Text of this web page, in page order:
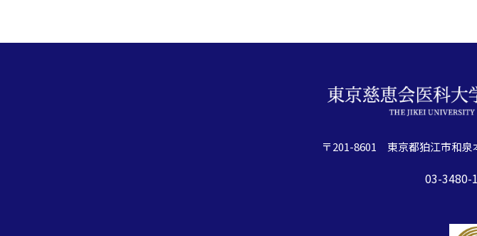
〒201-8601 東京都狛江市和泉
03-3480-